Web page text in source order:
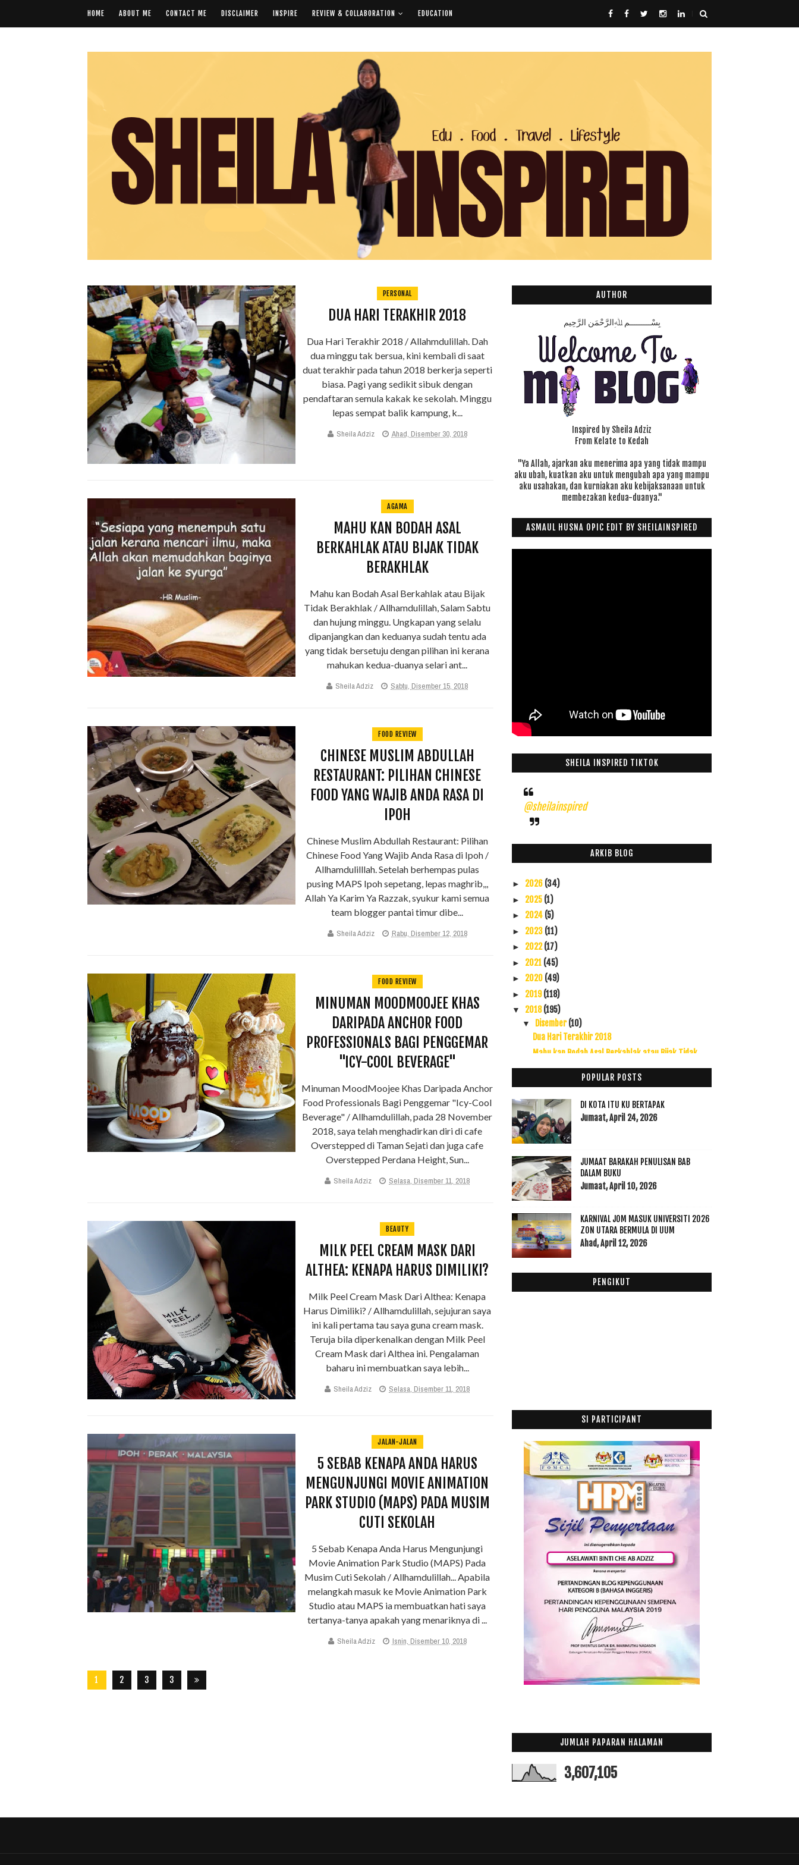
HOME ABOUT ME CONTACT ME DISCLAIMER INSPIRE REVIEW & COLLABORATION EDUCATION
PERSONAL
DUA HARI TERAKHIR 2018
Dua Hari Terakhir 2018 / Allahmdulillah. Dah
dua minggu tak bersua, kini kembali di saat
duat terakhir pada tahun 2018 berkerja seperti
biasa. Pagi yang sedikit sibuk dengan
pendaftaran semula kakak ke sekolah. Minggu
lepas sempat balik kampung, k...
Sheila Adziz Ahad, Disember 30, 2018
AGAMA
MAHU KAN BODAH ASAL
BERKAHLAK ATAU BIJAK TIDAK
BERAKHLAK
Mahu kan Bodah Asal Berkahlak atau Bijak
Tidak Berakhlak / Allhamdulillah, Salam Sabtu
dan hujung minggu. Ungkapan yang selalu
dipanjangkan dan keduanya sudah tentu ada
yang tidak bersetuju dengan pilihan ini kerana
mahukan kedua-duanya selari ant...
Sheila Adziz Sabtu, Disember 15, 2018
FOOD REVIEW
CHINESE MUSLIM ABDULLAH
RESTAURANT: PILIHAN CHINESE
FOOD YANG WAJIB ANDA RASA DI
IPOH
Chinese Muslim Abdullah Restaurant: Pilihan
Chinese Food Yang Wajib Anda Rasa di Ipoh /
Allhamdulilllah. Setelah berhempas pulas
pusing MAPS Ipoh sepetang, lepas maghrib,,,
Allah Ya Karim Ya Razzak, syukur kami semua
team blogger pantai timur dibe...
Sheila Adziz Rabu, Disember 12, 2018
FOOD REVIEW
MINUMAN MOODMOOJEE KHAS
DARIPADA ANCHOR FOOD
PROFESSIONALS BAGI PENGGEMAR
"ICY-COOL BEVERAGE"
Minuman MoodMoojee Khas Daripada Anchor
Food Professionals Bagi Penggemar "Icy-Cool
Beverage" / Allhamdulillah, pada 28 November
2018, saya telah menghadirkan diri di cafe
Overstepped di Taman Sejati dan juga cafe
Overstepped Perdana Height, Sun...
Sheila Adziz Selasa, Disember 11, 2018
BEAUTY
MILK PEEL CREAM MASK DARI
ALTHEA: KENAPA HARUS DIMILIKI?
Milk Peel Cream Mask Dari Althea: Kenapa
Harus Dimiliki? / Allhamdulillah, sejujuran saya
ini kali pertama tau saya guna cream mask.
Teruja bila diperkenalkan dengan Milk Peel
Cream Mask dari Althea ini. Pengalaman
baharu ini membuatkan saya lebih...
Sheila Adziz Selasa, Disember 11, 2018
JALAN-JALAN
5 SEBAB KENAPA ANDA HARUS
MENGUNJUNGI MOVIE ANIMATION
PARK STUDIO (MAPS) PADA MUSIM
CUTI SEKOLAH
5 Sebab Kenapa Anda Harus Mengunjungi
Movie Animation Park Studio (MAPS) Pada
Musim Cuti Sekolah / Allhamdulillah... Apabila
melangkah masuk ke Movie Animation Park
Studio atau MAPS ia membuatkan hati saya
tertanya-tanya apakah yang menariknya di ...
Sheila Adziz Isnin, Disember 10, 2018
1 2 3
3
AUTHOR
بِسْـــــــــمِ ﷲِالرَّحْمَنِ الرَّحِيم
Inspired by Sheila Adziz
From Kelate to Kedah
"Ya Allah, ajarkan aku menerima apa yang tidak mampu
aku ubah, kuatkan aku untuk mengubah apa yang mampu
aku usahakan, dan kurniakan aku kebijaksanaan untuk
membezakan kedua-duanya."
ASMAUL HUSNA OPIC EDIT BY SHEILAINSPIRED
SHEILA INSPIRED TIKTOK
@sheilainspired
ARKIB BLOG
► 2026 (34)
► 2025 (1)
► 2024 (5)
► 2023 (11)
► 2022(17)
► 2021 (45)
► 2020 (49)
► 2019(118)
▼ 2018(195)
▼ Disember(10)
Dua Hari Terakhir 2018
Mahu kan Bodah Asal Berkahlak atau Bijak Tidak
Chinese Muslim Abdullah Restaurant: Pilihan
Chines...
Minuman MoodMoojee Khas Daripada Anchor Food
Profe...
Milk Peel Cream Mask Dari Althea: Kenapa Harus
Dim...
5 Sebab Kenapa Anda Harus Mengunjungi Movie
Animat...
Kerana Mulut Juga Transformnya Hati
McDonald's Meru Raya Ipoh Menyajikan Hidangan
The Cedar Villa Bidor Lokasi Percutian Yang Mesti ...
Menikmati Chinese Food di Elly Impian Cafe di Ruma...
►November(8)
►Oktober(12)
Januari(21)
►2016(174)
2015(199)
2014(47)
►2013
2011 (63)
POPULAR POSTS
DI KOTA ITU KU BERTAPAK
Jumaat, April 24, 2026
JUMAAT BARAKAH PENULISAN BAB
DALAM BUKU
Jumaat, April 10, 2026
KARNIVAL JOM MASUK UNIVERSITI 2026
ZON UTARA BERMULA DI UUM
Ahad, April 12, 2026
PENGIKUT
SI PARTICIPANT
JUMLAH PAPARAN HALAMAN
3,607,105